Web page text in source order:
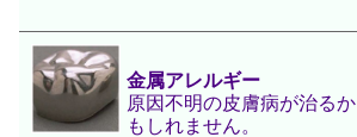
金属アレルギー
原因不明の皮膚病が治るか
もしれません。